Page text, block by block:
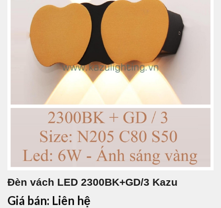
Đèn vách LED 2300BK+GD/3 Kazu
Giá bán: Liên hệ